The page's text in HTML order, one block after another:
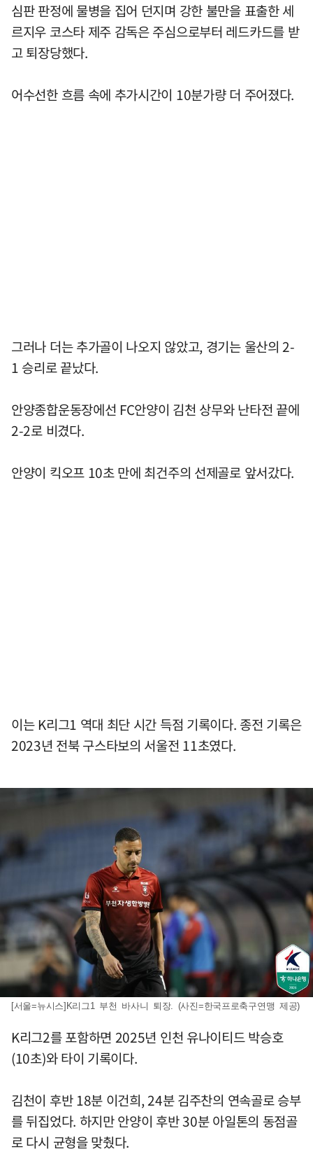
심판 판정에 물병을 집어 던지며 강한 불만을 표출한 세
르지우 코스타 제주 감독은 주심으로부터 레드카드를 받
고 퇴장당했다.
어수선한 흐름 속에 추가시간이 10분가량 더 주어졌다.
그러나 더는 추가골이 나오지 않았고, 경기는 울산의 2-
1 승리로 끝났다.
안양종합운동장에선 FC안양이 김천 상무와 난타전 끝에
2-2로 비겼다.
안양이 킥오프 10초 만에 최건주의 선제골로 앞서갔다.
이는 K리그1 역대 최단 시간 득점 기록이다. 종전 기록은
2023년 전북 구스타보의 서울전 11초였다.
[서울=뉴시스]K리그1 부천 바사니 퇴장. (사진=한국프로축구연맹 제공)
K리그2를 포함하면 2025년 인천 유나이티드 박승호
(10초)와 타이 기록이다.
김천이 후반 18분 이건희, 24분 김주찬의 연속골로 승부
를 뒤집었다. 하지만 안양이 후반 30분 아일톤의 동점골
로 다시 균형을 맞췄다.